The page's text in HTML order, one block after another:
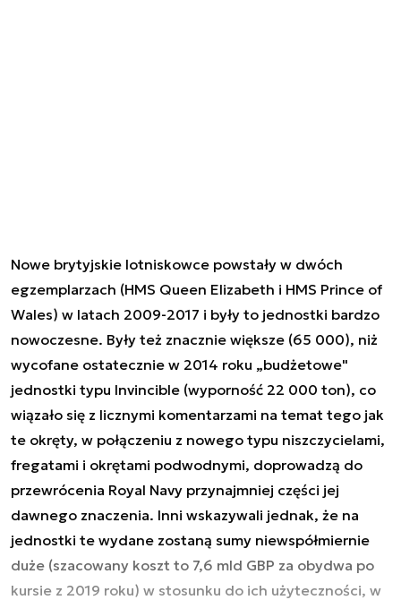
Nowe brytyjskie lotniskowce powstały w dwóch
egzemplarzach (HMS Queen Elizabeth i HMS Prince of
Wales) w latach 2009-2017 i były to jednostki bardzo
nowoczesne. Były też znacznie większe (65 000), niż
wycofane ostatecznie w 2014 roku „budżetowe"
jednostki typu Invincible (wyporność 22 000 ton), co
wiązało się z licznymi komentarzami na temat tego jak
te okręty, w połączeniu z nowego typu niszczycielami,
fregatami i okrętami podwodnymi, doprowadzą do
przewrócenia Royal Navy przynajmniej części jej
dawnego znaczenia. Inni wskazywali jednak, że na
jednostki te wydane zostaną sumy niewspółmiernie
duże (szacowany koszt to 7,6 mld GBP za obydwa po
kursie z 2019 roku) w stosunku do ich użyteczności, w